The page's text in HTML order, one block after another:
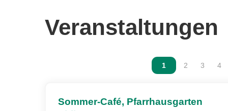
Veranstaltungen
Vous êtes sur la
1 Vous êtes
2 Vous
3 4
Sommer-Café, Pfarrhausgarten